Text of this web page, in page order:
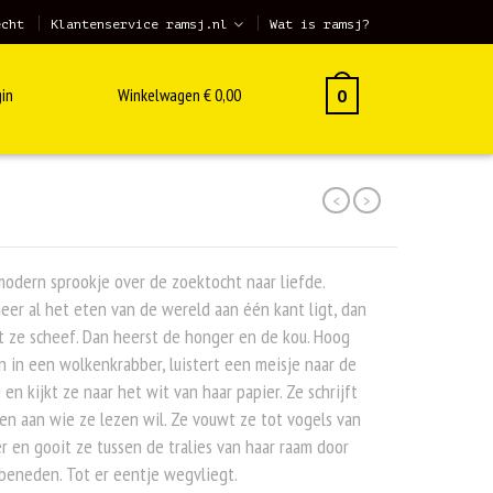
Klantenservice ramsj.nl Wat is ramsj?
Winkelwagen €0,00 0
< >
sprookje over de zoektocht naar liefde.
al het eten van de wereld aan één kant ligt, dan
ze scheef. Dan heerst de honger en de kou. Hoog
in een wolkenkrabber, luistert een meisje naar de
kijkt ze naar het wit van haar papier. Ze schrijft
aan wie ze lezen wil. Ze vouwt ze tot vogels van
en gooit ze tussen de tralies van haar raam door
Tot er eentje wegvliegt.